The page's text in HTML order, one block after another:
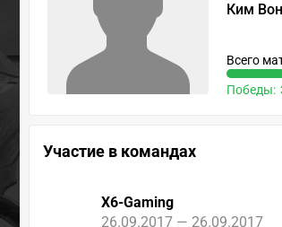
Ким
Всего
Победы:
Участие в командах
X6-Gaming
26.09.2017 — 26.09.2017